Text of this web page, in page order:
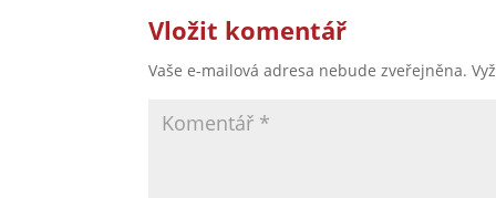
Vložit komentář
Vaše e-mailová adresa nebude zveřejněna.